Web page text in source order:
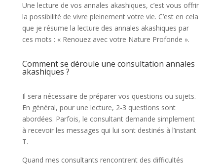
Une lecture de vos annales akashiques, c’est vous offrir
la possibilité de vivre pleinement votre vie. C’est en cela
que je résume la lecture des annales akashiques par
ces mots : « Renouez avec votre Nature Profonde ».
Comment se déroule une consultation annales
akashiques ?
Il sera nécessaire de préparer vos questions ou sujets.
En général, pour une lecture, 2-3 questions sont
abordées. Parfois, le consultant demande simplement
à recevoir les messages qui lui sont destinés à l’instant
T.
Quand mes consultants rencontrent des difficultés